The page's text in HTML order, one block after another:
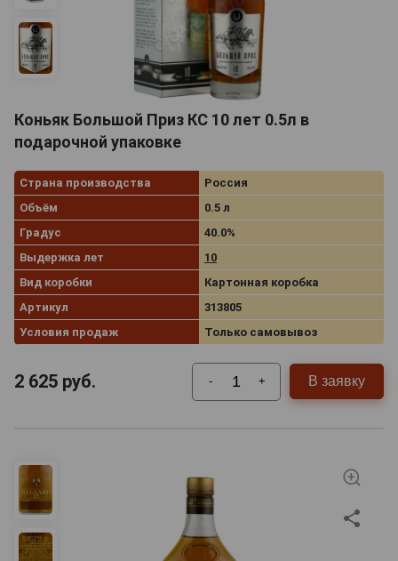
Коньяк Большой Приз КС 10 лет 0.5л в
подарочной упаковке
Страна производства
Россия
Объём
0.5 л
Градус
40.0%
Выдержка лет
10
Вид коробки
Картонная коробка
Артикул
313805
Условия продаж
Только самовывоз
2 625 руб. - + В заявку